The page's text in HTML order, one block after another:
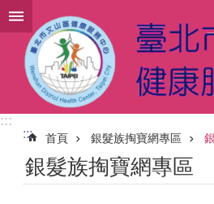
跳到主要內容區塊
:::
:::
首頁 銀髮族掏寶網專區
銀髮族掏寶網專區